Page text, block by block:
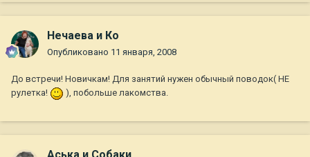
Нечаева и Ко
Опубликовано 11 января, 2008
До встречи! Новичкам! Для занятий нужен обычный поводок( НЕ
рулетка!
), побольше лакомства.